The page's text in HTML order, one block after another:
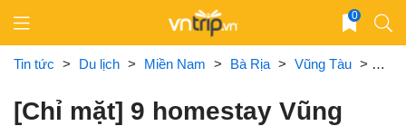
content
0
Tin tức > Du lịch > Miền Nam > Bà Rịa > Vũng Tàu > [Chỉ
[Chỉ mặt] 9 homestay Vũng